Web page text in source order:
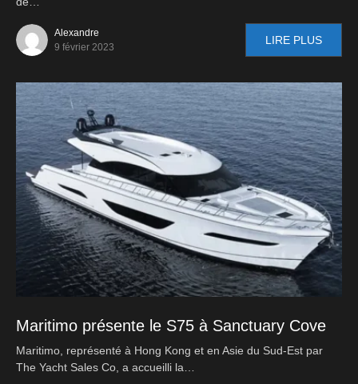
Alexandre
9 février 2023
LIRE PLUS
Maritimo présente le S75 à Sanctuary Cove
Maritimo, représenté à Hong Kong et en Asie du Sud-Est par
The Yacht Sales Co, a accueilli la…